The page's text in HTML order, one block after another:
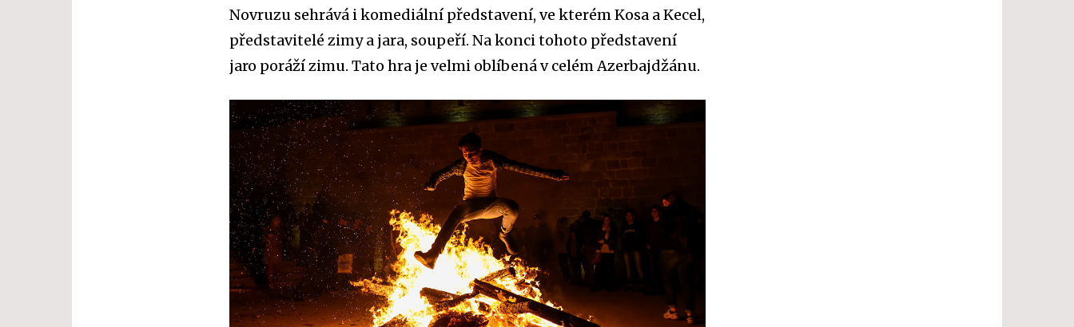
Novruzu sehrává i komediální představení, ve kterém Kosa a Kecel,
představitelé zimy a jara, soupeří. Na konci tohoto představení
jaro poráží zimu. Tato hra je velmi oblíbená v celém Azerbajdžánu.